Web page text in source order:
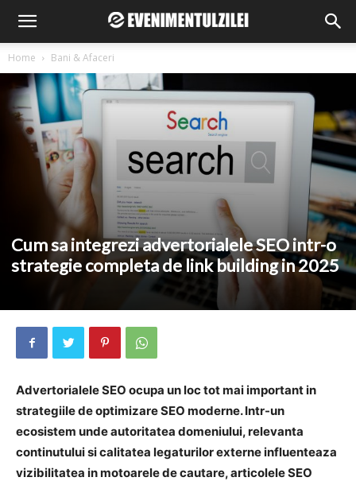
Home Bani & Afaceri
Cum sa integrezi advertorialele SEO intr-o
strategie completa de link building in 2025
Advertorialele SEO ocupa un loc tot mai important in
strategiile de optimizare SEO moderne. Intr-un
ecosistem unde autoritatea domeniului, relevanta
continutului si calitatea legaturilor externe influenteaza
vizibilitatea in motoarele de cautare, articolele SEO